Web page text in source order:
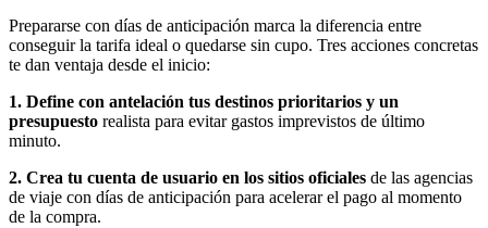
Prepararse con días de anticipación marca la diferencia entre
conseguir la tarifa ideal o quedarse sin cupo. Tres acciones concretas
te dan ventaja desde el inicio:
1. Define con antelación tus destinos prioritarios y un
presupuesto realista para evitar gastos imprevistos de último
minuto.
2. Crea tu cuenta de usuario en los sitios oficiales de las agencias
de viaje con días de anticipación para acelerar el pago al momento
de la compra.